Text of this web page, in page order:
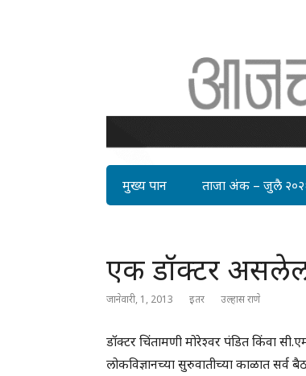
मुख्य पान ताजा अंक – जुलै
एक डॉक्टर
जानेवारी, 1, 2013 इतर उल्हास राणे
डॉक्टर चिंतामणी मोरेश्वर पंडित किंवा
लोकविज्ञानच्या सुरुवातीच्या काळात सर्व